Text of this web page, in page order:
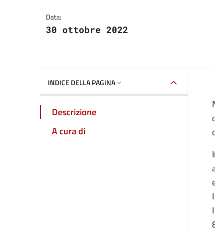
Data:
30 ottobre 2022
INDICE DELLA PAGINA
Descrizione
A cura di